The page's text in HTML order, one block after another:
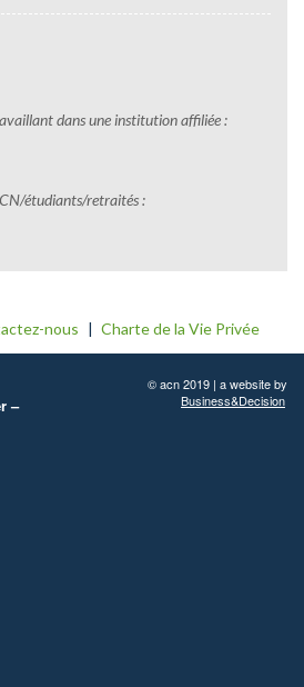
dans une institution affiliée :
étudiants/retraités :
nous Charte de la Vie Privée
–
© acn 2019 | a website by
Business&Decision